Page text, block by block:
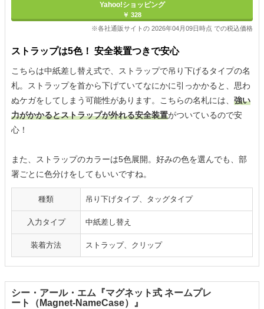
Yahoo!ショッピング
￥ 328
※各社通販サイトの 2026年04月09日時点 での税込価格
ストラップは5色！ 安全装置つきで安心
こちらは中紙差し替え式で、ストラップで吊り下げるタイプの名
札。ストラップを首から下げていてなにかに引っかかると、思わ
ぬケガをしてしまう可能性があります。こちらの名札には、 強い
力がかかるとストラップが外れる安全装置がついているので安
心！
また、ストラップのカラーは5色展開。好みの色を選んでも、部
署ごとに色分けをしてもいいですね。
種類 吊り下げタイプ、タッグタイプ
入力タイプ 中紙差し替え
装着方法 ストラップ、クリップ
シー・アール・エム『マグネット式 ネームプレ
ート（Magnet-NameCase）』